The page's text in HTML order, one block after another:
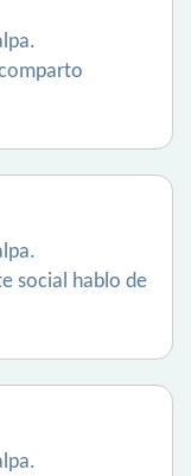
social hablo de